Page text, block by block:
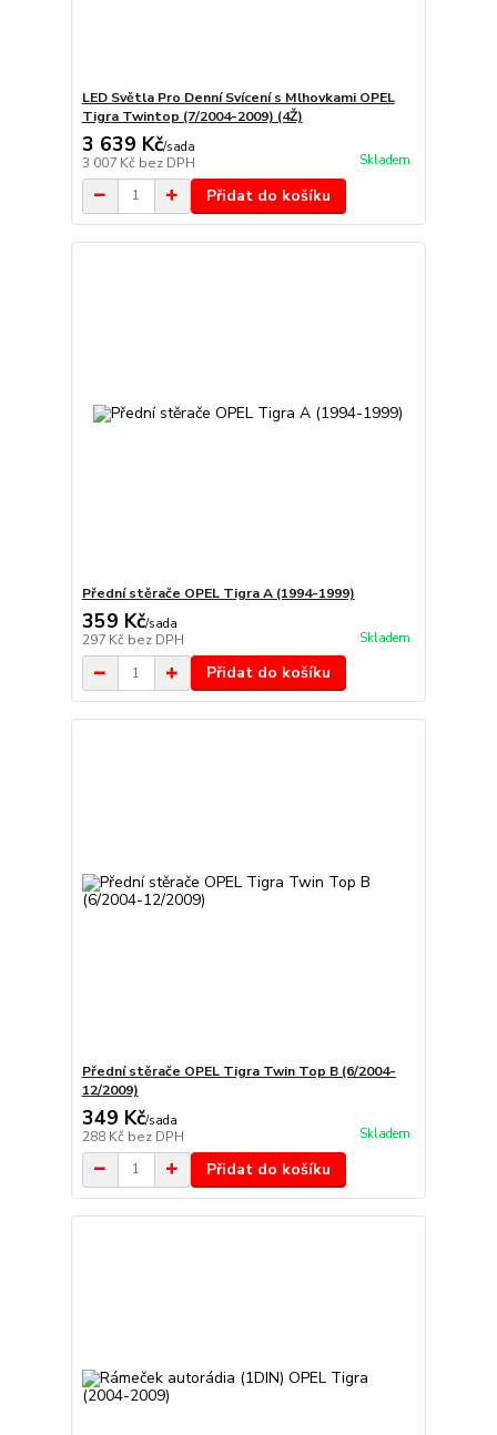
LED Světla Pro Denní Svícení s Mlhovkami OPEL
Tigra Twintop (7/2004-2009) (4Ž)
3 639 Kč/sada
3 007 Kč bez DPH Skladem
Přidat do košíku
Přední stěrače OPEL Tigra A (1994-1999)
359 Kč/sada
297 Kč bez DPH Skladem
Přidat do košíku
Přední stěrače OPEL Tigra Twin Top B (6/2004-
12/2009)
349 Kč/sada
288 Kč bez DPH Skladem
Přidat do košíku